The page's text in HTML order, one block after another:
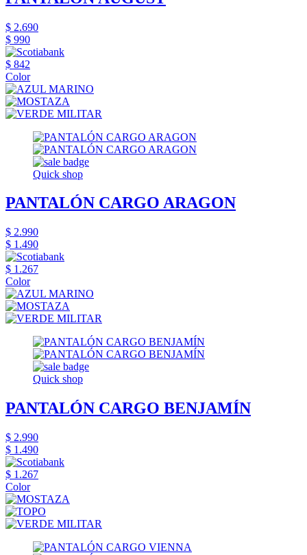
$ 2.690
$ 990
$ 842
Color
Quick shop
PANTALÓN CARGO ARAGON
$ 2.990
$ 1.490
$ 1.267
Color
Quick shop
PANTALÓN CARGO BENJAMÍN
$ 2.990
$ 1.490
$ 1.267
Color